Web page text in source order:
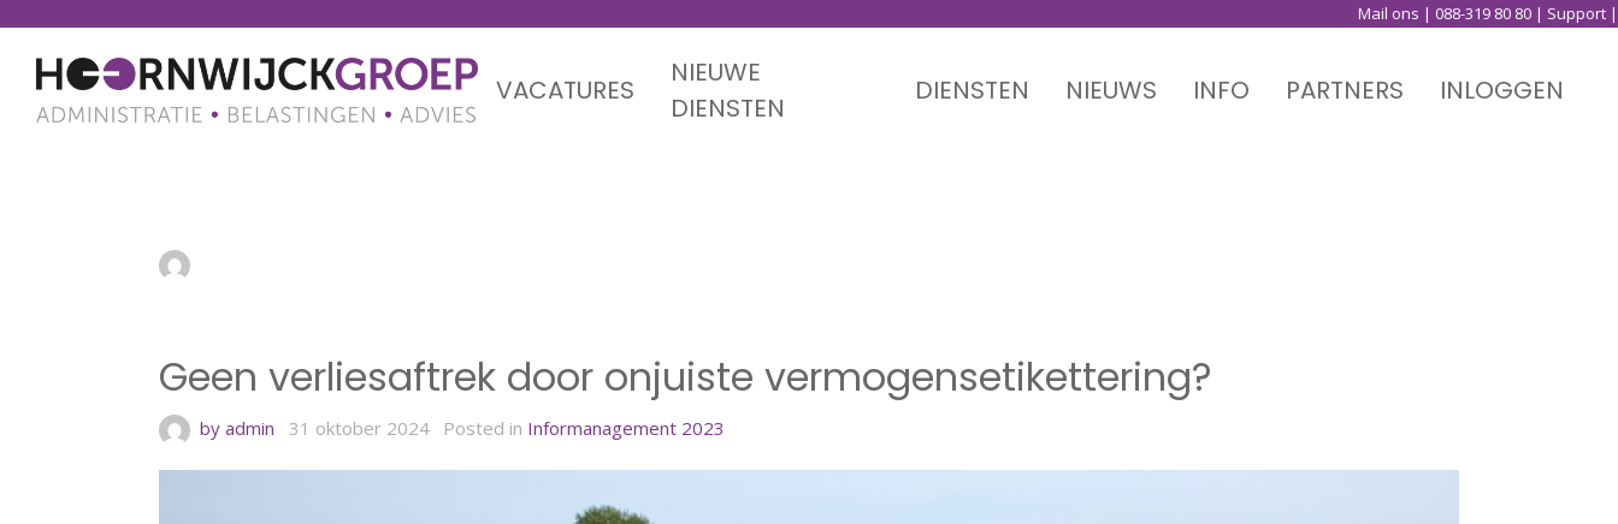
Mail ons | 088-319 80 80 | Support |
VACATURES
NIEUWE
DIENSTEN
DIENSTEN NIEUWS INFO PARTNERS INLOGGEN
Geen verliesaftrek door onjuiste vermogensetikettering?
by admin 31 oktober 2024 Posted in Informanagement 2023